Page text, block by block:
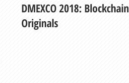
DMEXCO 2018: Blockchain
Originals